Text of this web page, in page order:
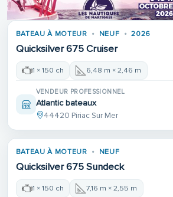
BATEAU À MOTEUR NEUF 2026
Quicksilver 675 Cruiser
1 × 150 ch 6,48 m × 2,46 m
VENDEUR PROFESSIONNEL
Atlantic bateaux
44420 Piriac Sur Mer
BATEAU À MOTEUR NEUF
Quicksilver 675 Sundeck
1 × 150 ch 7,16 m × 2,55 m